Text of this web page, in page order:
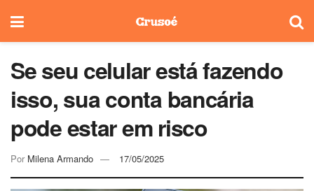
Se seu celular está fazendo
isso, sua conta bancária
pode estar em risco
Por Milena Armando 17/05/2025